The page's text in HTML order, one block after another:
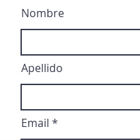
Nombre
Apellido
Email